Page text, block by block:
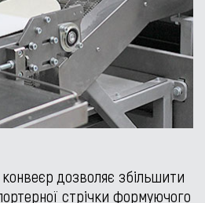
дозволяє збільшити
стрічки формуючого